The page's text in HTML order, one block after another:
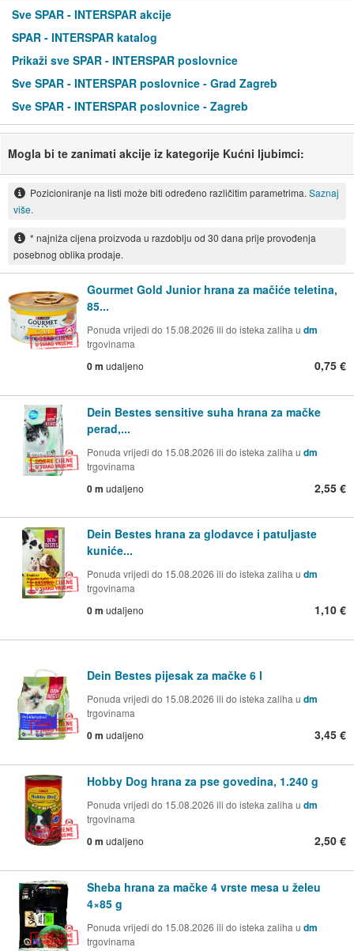
Sve SPAR - INTERSPAR akcije
SPAR - INTERSPAR katalog
Prikaži sve SPAR - INTERSPAR poslovnice
Sve SPAR - INTERSPAR poslovnice - Grad Zagreb
Sve SPAR - INTERSPAR poslovnice - Zagreb
Mogla bi te zanimati akcije iz kategorije Kućni ljubimci:
Pozicioniranje na listi može biti određeno različitim parametrima. Saznaj
više.
* najniža cijena proizvoda u razdoblju od 30 dana prije provođenja
posebnog oblika prodaje.
Gourmet Gold Junior hrana za mačiće teletina,
85...
Ponuda vrijedi do 15.08.2026 ili do isteka zaliha u dm
trgovinama
0 m udaljeno 0,75 €
Dein Bestes sensitive suha hrana za mačke
perad,...
Ponuda vrijedi do 15.08.2026 ili do isteka zaliha u dm
trgovinama
0 m udaljeno 2,55 €
Dein Bestes hrana za glodavce i patuljaste
kuniće...
Ponuda vrijedi do 15.08.2026 ili do isteka zaliha u dm
trgovinama
0 m udaljeno 1,10 €
Dein Bestes pijesak za mačke 6 l
Ponuda vrijedi do 15.08.2026 ili do isteka zaliha u dm
trgovinama
0 m udaljeno 3,45 €
Hobby Dog hrana za pse govedina, 1.240 g
Ponuda vrijedi do 15.08.2026 ili do isteka zaliha u dm
trgovinama
0 m udaljeno 2,50 €
Sheba hrana za mačke 4 vrste mesa u želeu
4×85 g
Ponuda vrijedi do 15.08.2026 ili do isteka zaliha u dm
trgovinama